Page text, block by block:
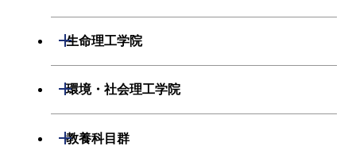
物質・情報卓越コース
人間医療科学技術コース
エネルギーコース
応用化学コース
専門科目
数理・計算科学系
開閉
知能情報コース
情報工学コース
専門科目
生命理工学院
開閉
生命理工学系
開閉
環境・社会理工学院
開閉
建築学系
開閉
教養科目群
開閉